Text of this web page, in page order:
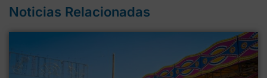
Noticias Relacionadas